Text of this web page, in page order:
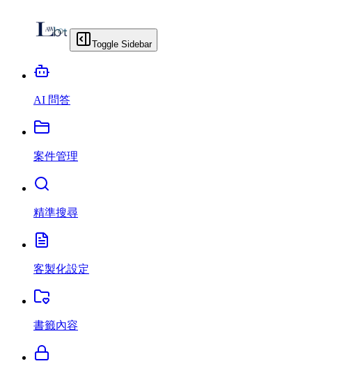
Toggle Sidebar
AI 問答
案件管理
精準搜尋
客製化設定
書籤內容